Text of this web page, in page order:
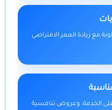
مع زيادة العمر الافتراضي
الخدمة، وعروض تنافسية